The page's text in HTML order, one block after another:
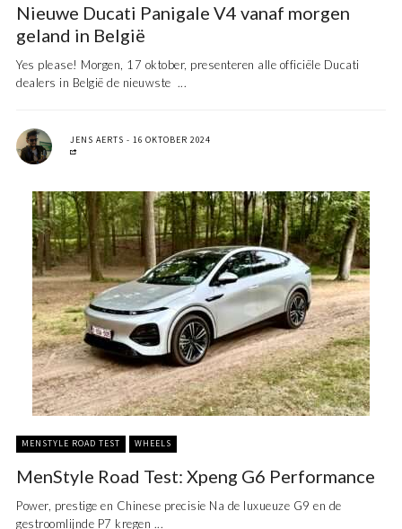
Nieuwe Ducati Panigale V4 vanaf morgen
geland in België
Yes please! Morgen, 17 oktober, presenteren alle officiële Ducati
dealers in België de nieuwste ...
JENS AERTS 16 OKTOBER 2024
MENSTYLE ROAD TEST WHEELS
MenStyle Road Test: Xpeng G6 Performance
Power, prestige en Chinese precisie Na de luxueuze G9 en de
gestroomlijnde P7 kregen ...